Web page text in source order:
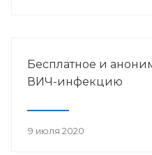
Бесплатное и
ВИЧ-инфекцию
9 июля 2020